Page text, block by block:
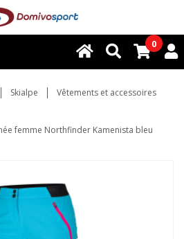
0
Skialpe Vêtements et accessoires
femme Northfinder Kamenista bleu